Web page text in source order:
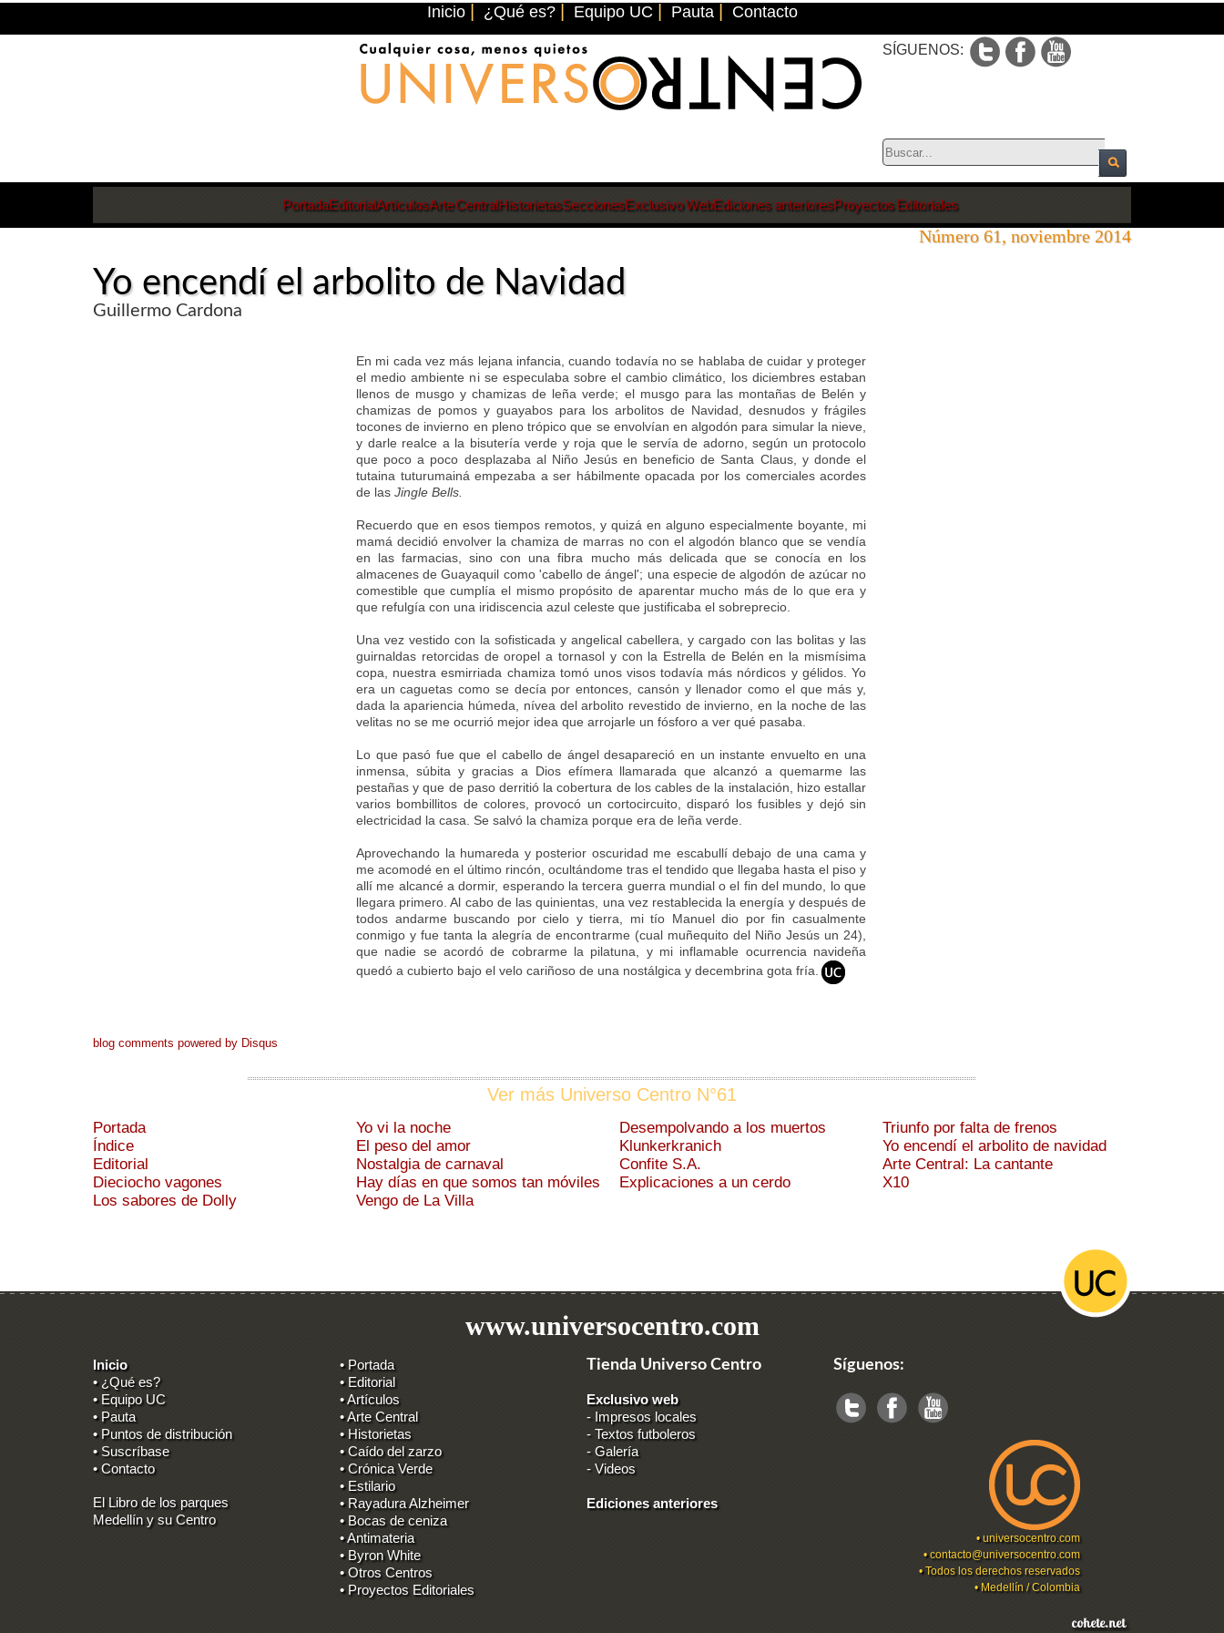
Inicio ¿Qué es? Equipo UC Pauta Contacto
SÍGUENOS:
PortadaEditorialArtículosArte CentralHistorietasSeccionesExclusivo WebEdiciones anterioresProyectos Editoriales
Número 61, noviembre 2014
Yo encendí el arbolito de Navidad
Guillermo Cardona
En mi cada vez más lejana infancia, cuando todavía no se hablaba de cuidar y proteger
el medio ambiente ni se especulaba sobre el cambio climático, los diciembres estaban
llenos de musgo y chamizas de leña verde; el musgo para las montañas de Belén y
chamizas de pomos y guayabos para los arbolitos de Navidad, desnudos y frágiles
tocones de invierno en pleno trópico que se envolvían en algodón para simular la nieve,
y darle realce a la bisutería verde y roja que le servía de adorno, según un protocolo
que poco a poco desplazaba al Niño Jesús en beneficio de Santa Claus, y donde el
tutaina tuturumainá empezaba a ser hábilmente opacada por los comerciales acordes
de las Jingle Bells.
Recuerdo que en esos tiempos remotos, y quizá en alguno especialmente boyante, mi
mamá decidió envolver la chamiza de marras no con el algodón blanco que se vendía
en las farmacias, sino con una fibra mucho más delicada que se conocía en los
almacenes de Guayaquil como 'cabello de ángel'; una especie de algodón de azúcar no
comestible que cumplía el mismo propósito de aparentar mucho más de lo que era y
que refulgía con una iridiscencia azul celeste que justificaba el sobreprecio.
Una vez vestido con la sofisticada y angelical cabellera, y cargado con las bolitas y las
guirnaldas retorcidas de oropel a tornasol y con la Estrella de Belén en la mismísima
copa, nuestra esmirriada chamiza tomó unos visos todavía más nórdicos y gélidos. Yo
era un caguetas como se decía por entonces, cansón y llenador como el que más y,
dada la apariencia húmeda, nívea del arbolito revestido de invierno, en la noche de las
velitas no se me ocurrió mejor idea que arrojarle un fósforo a ver qué pasaba.
Lo que pasó fue que el cabello de ángel desapareció en un instante envuelto en una
inmensa, súbita y gracias a Dios efímera llamarada que alcanzó a quemarme las
pestañas y que de paso derritió la cobertura de los cables de la instalación, hizo estallar
varios bombillitos de colores, provocó un cortocircuito, disparó los fusibles y dejó sin
electricidad la casa. Se salvó la chamiza porque era de leña verde.
Aprovechando la humareda y posterior oscuridad me escabullí debajo de una cama y
me acomodé en el último rincón, ocultándome tras el tendido que llegaba hasta el piso y
allí me alcancé a dormir, esperando la tercera guerra mundial o el fin del mundo, lo que
llegara primero. Al cabo de las quinientas, una vez restablecida la energía y después de
todos andarme buscando por cielo y tierra, mi tío Manuel dio por fin casualmente
conmigo y fue tanta la alegría de encontrarme (cual muñequito del Niño Jesús un 24),
que nadie se acordó de cobrarme la pilatuna, y mi inflamable ocurrencia navideña
quedó a cubierto bajo el velo cariñoso de una nostálgica y decembrina gota fría.
blog comments powered by Disqus
Ver más Universo Centro N°61
Portada
Índice
Editorial
Dieciocho vagones
Los sabores de Dolly
Yo vi la noche
El peso del amor
Nostalgia de carnaval
Hay días en que somos tan móviles
Vengo de La Villa
Desempolvando a los muertos
Klunkerkranich
Confite S.A.
Explicaciones a un cerdo
Triunfo por falta de frenos
Yo encendí el arbolito de navidad
Arte Central: La cantante
X10
www.universocentro.com
Inicio
• ¿Qué es?
• Equipo UC
• Pauta
• Puntos de distribución
• Suscríbase
• Contacto
El Libro de los parques
Medellín y su Centro
• Portada
• Editorial
• Artículos
• Arte Central
• Historietas
• Caído del zarzo
• Crónica Verde
• Estilario
• Rayadura Alzheimer
• Bocas de ceniza
• Antimateria
• Byron White
• Otros Centros
• Proyectos Editoriales
Tienda Universo Centro
Exclusivo web
- Impresos locales
-Textos futboleros
-Galería
-Videos
Ediciones anteriores
Síguenos:
•universocentro.com
•contacto@universocentro.com
• Todos los derechos reservados
• Medellín / Colombia